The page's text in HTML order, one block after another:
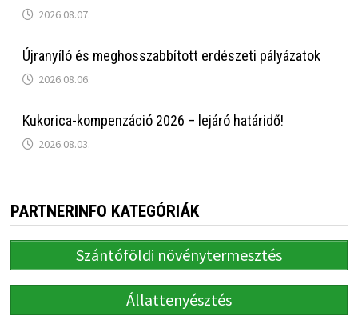
2026.08.07.
Újranyíló és meghosszabbított erdészeti pályázatok
2026.08.06.
Kukorica-kompenzáció 2026 – lejáró határidő!
2026.08.03.
PARTNERINFO KATEGÓRIÁK
Szántóföldi növénytermesztés
Állattenyésztés